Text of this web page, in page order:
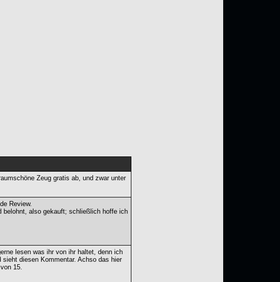
Zeug gratis ab, und zwar unter
Review.
belohnt, also gekauft; schließlich hoffe ich
lesen was ihr von ihr haltet, denn ich
diesen Kommentar. Achso das hier
15.